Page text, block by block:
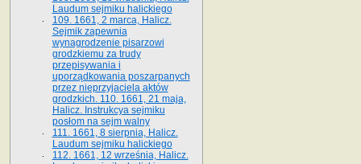
Laudum sejmiku halickiego
109. 1661, 2 marca, Halicz.
Sejmik zapewnia
wynagrodzenie pisarzowi
grodzkiemu za trudy
przepisywania i
uporządkowania poszarpanych
przez nieprzyjaciela aktów
grodzkich. 110. 1661, 21 maja,
Halicz. Instrukcya sejmiku
posłom na sejm walny
111. 1661, 8 sierpnia, Halicz.
Laudum sejmiku halickiego
112. 1661, 12 września, Halicz.